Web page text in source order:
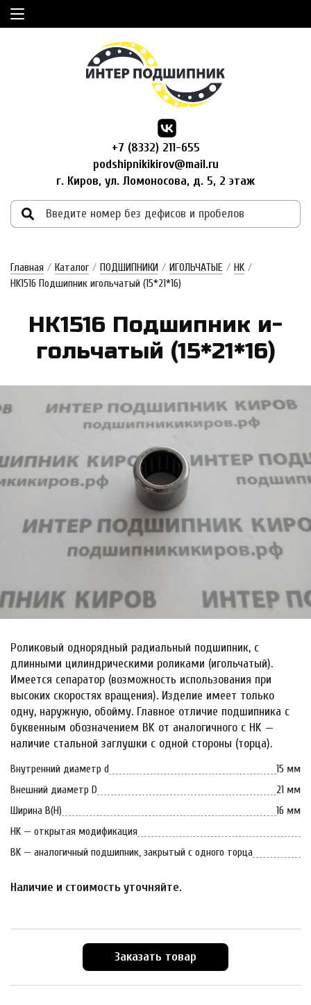
+7 (8332) 211-655
podshipnikikirov@mail.ru
г. Киров, ул. Ломоносова, д. 5, 2 этаж
Главная / Каталог / ПОДШИПНИКИ / ИГОЛЬЧАТЫЕ / HK /
HK1516 Подшипник игольчатый (15*21*16)
HK1516 Под­шипник и­
голь­ча­тый (15*21*16)
Роликовый однорядный радиальный подшипник, с
длинными цилиндрическими роликами (игольчатый).
Имеется сепаратор (возможность использования при
высоких скоростях вращения). Изделие имеет только
одну, наружную, обойму. Главное отличие подшипника с
буквенным обозначением BK от аналогичного с HK —
наличие стальной заглушки с одной стороны (торца).
Внутренний диаметр d
15 мм
Внешний диаметр D
21 мм
Ширина B(H)
16 мм
HK — открытая модификация
BK — аналогичный подшипник, закрытый с одного торца
Наличие и стоимость уточняйте.
Заказать товар